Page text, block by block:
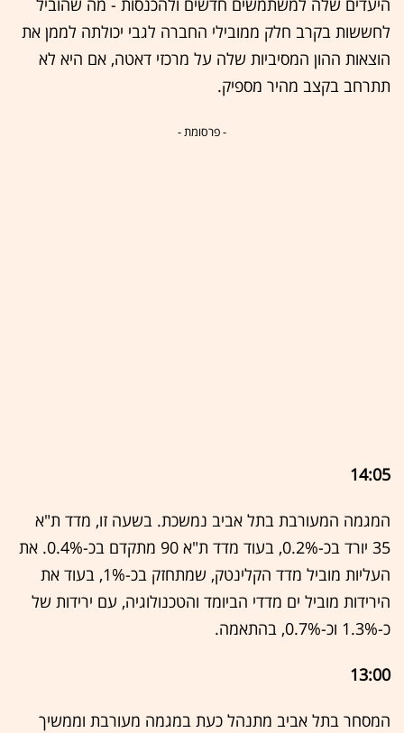
היעדים שלה למשתמשים חדשים ולהכנסות - מה שהוביל
לחששות בקרב חלק ממובילי החברה לגבי יכולתה לממן את
הוצאות ההון המסיביות שלה על מרכזי דאטה, אם היא לא
תתרחב בקצב מהיר מספיק.
- פרסומת -
14:05
המגמה המעורבת בתל אביב נמשכת. בשעה זו, מדד ת"א
35 יורד בכ-0.2%, בעוד מדד ת"א 90 מתקדם בכ-0.4%. את
העליות מוביל מדד הקלינטק, שמתחזק בכ-1%, בעוד את
הירידות מוביל ים מדדי הביומד והטכנולוגיה, עם ירידות של
כ-1.3% וכ-0.7%, בהתאמה.
13:00
המסחר בתל אביב מתנהל כעת במגמה מעורבת וממשיך